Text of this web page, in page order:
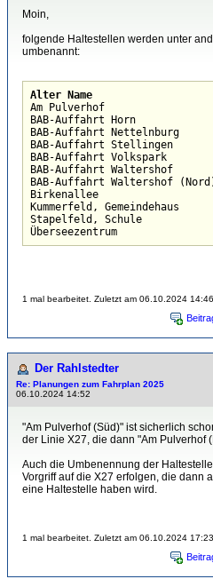
Moin,
folgende Haltestellen werden unter
umbenannt:
Alter Name                     |
Am Pulverhof                   |
BAB-Auffahrt Horn
BAB-Auffahrt Nettelnburg
BAB-Auffahrt Stellingen
BAB-Auffahrt Volkspark
BAB-Auffahrt Waltershof
BAB-Auffahrt Waltershof
Birkenallee                    |
Kummerfeld, Gemeindehaus
Stapelfeld, Schule
Überseezentrum
1 mal bearbeitet. Zuletzt am 06.10.2024
Der Rahlstedter
Re: Planungen zum Fahrplan 2025
06.10.2024 14:52
"Am Pulverhof (Süd)" ist sicherlich
der Linie X27, die dann "Am Pulverhof
Auch die Umbenennung der
Vorgriff auf die X27 erfolgen, die dann
eine Haltestelle haben wird.
1 mal bearbeitet. Zuletzt am 06.10.2024